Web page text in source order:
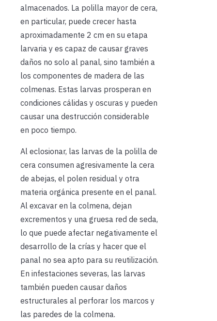
almacenados. La polilla mayor de cera,
en particular, puede crecer hasta
aproximadamente 2 cm en su etapa
larvaria y es capaz de causar graves
daños no solo al panal, sino también a
los componentes de madera de las
colmenas. Estas larvas prosperan en
condiciones cálidas y oscuras y pueden
causar una destrucción considerable
en poco tiempo.
Al eclosionar, las larvas de la polilla de
cera consumen agresivamente la cera
de abejas, el polen residual y otra
materia orgánica presente en el panal.
Al excavar en la colmena, dejan
excrementos y una gruesa red de seda,
lo que puede afectar negativamente el
desarrollo de la crías y hacer que el
panal no sea apto para su reutilización.
En infestaciones severas, las larvas
también pueden causar daños
estructurales al perforar los marcos y
las paredes de la colmena.